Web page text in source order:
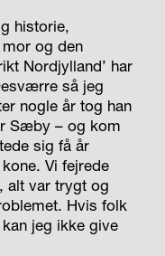
historie,
og den
Nordjylland’ har
så jeg
nogle år tog han
Sæby – og kom
sig få år
Vi fejrede
alt var trygt og
Hvis folk
jeg ikke give